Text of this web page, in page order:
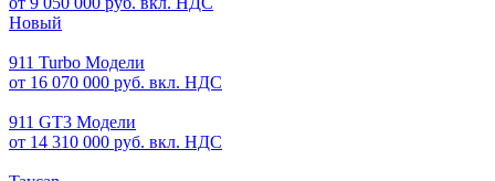
Новый
911 Turbo Модели
от 16 070 000 руб. вкл. НДС
911 GT3 Модели
от 14 310 000 руб. вкл. НДС